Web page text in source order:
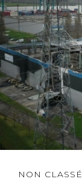
NON CLASSÉ
Lire